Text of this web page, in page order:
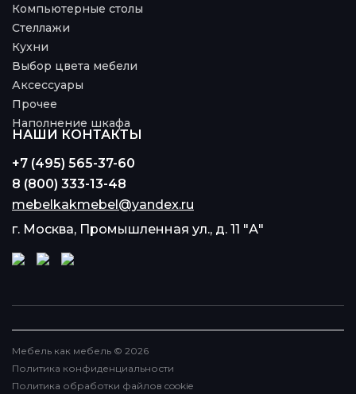
Компьютерные столы
Стеллажи
Кухни
Выбор цвета мебели
Аксессуары
Прочее
Наполнение шкафа
НАШИ КОНТАКТЫ
+7 (495) 565-37-60
8 (800) 333-13-48
mebelkakmebel@yandex.ru
г. Москва, Промышленная ул., д. 11 "А"
Мебель как мебель © 2026
Политика конфиденциальности
Политика обработки файлов cookie